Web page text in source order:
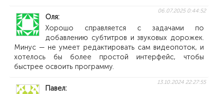
Оля
06.07.2025 0:44:52
Хорошо справляется с задачами по
добавлению субтитров и звуковых дорожек.
Минус — не умеет редактировать сам видеопоток, и
хотелось бы более простой интерфейс, чтобы
быстрее освоить программу.
Павел
13.10.2024 22:27:55